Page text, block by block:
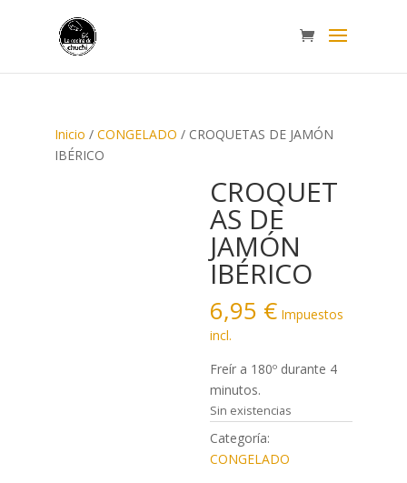
Inicio / CONGELADO / CROQUETAS DE JAMÓN
IBÉRICO
CROQUET
AS DE
JAMÓN
IBÉRICO
6,95 € Impuestos
incl.
Freír a 180º durante 4
minutos.
Sin existencias
Categoría:
CONGELADO